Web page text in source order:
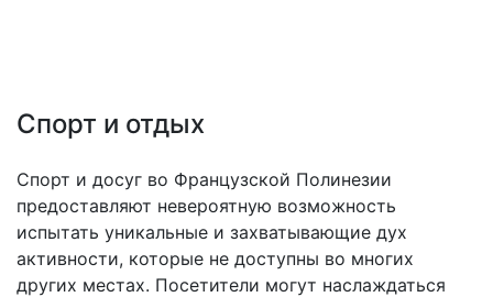
Спорт и отдых
Спорт и досуг во Французской Полинезии
предоставляют невероятную возможность
испытать уникальные и захватывающие дух
активности, которые не доступны во многих
других местах. Посетители могут наслаждаться